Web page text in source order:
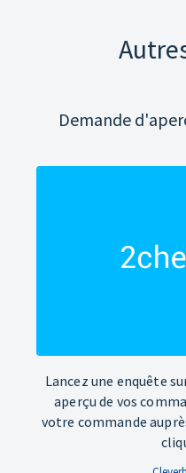
Demande
Lancez une enquête
aperçu de vos
votre commande